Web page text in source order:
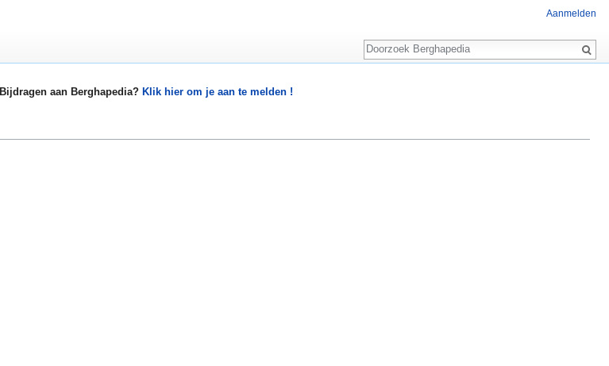
Bijdragen aan Berghapedia? Klik hier om je aan te melden !
Aanmelden
Zoeken